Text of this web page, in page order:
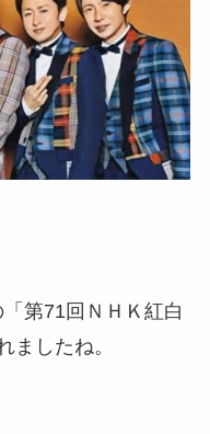
第71回ＮＨＫ紅白
ましたね。